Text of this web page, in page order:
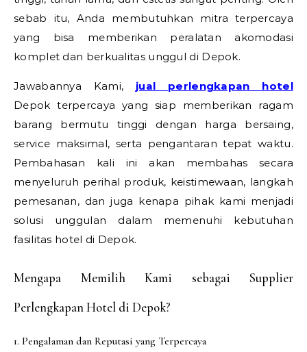
sebab itu, Anda membutuhkan mitra terpercaya
yang bisa memberikan peralatan akomodasi
komplet dan berkualitas unggul di Depok.
Jawabannya Kami, jual perlengkapan hotel
Depok terpercaya yang siap memberikan ragam
barang bermutu tinggi dengan harga bersaing,
service maksimal, serta pengantaran tepat waktu.
Pembahasan kali ini akan membahas secara
menyeluruh perihal produk, keistimewaan, langkah
pemesanan, dan juga kenapa pihak kami menjadi
solusi unggulan dalam memenuhi kebutuhan
fasilitas hotel di Depok.
Mengapa Memilih Kami sebagai Supplier
Perlengkapan Hotel di Depok?
1. Pengalaman dan Reputasi yang Terpercaya